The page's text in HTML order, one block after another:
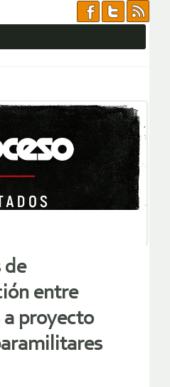
de
entre
proyecto